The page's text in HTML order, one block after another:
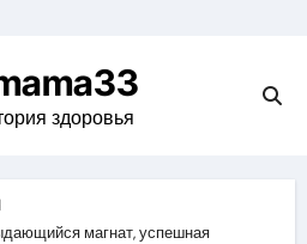
здоровья
магнат, успешная